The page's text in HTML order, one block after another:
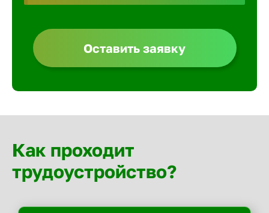
Оставить заявку
Как проходит
трудоустройство?